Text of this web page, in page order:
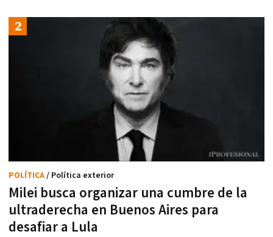
Milei busca organizar una cumbre de la
ultraderecha en Buenos Aires para
desafiar a Lula
POLÍTICA/ Política exterior